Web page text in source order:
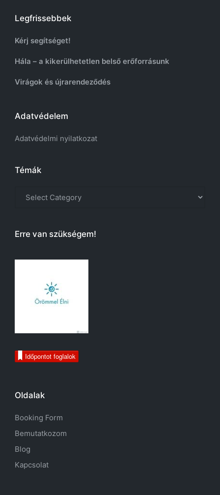
Legfrissebbek
Kérj segítséget!
Hála – a kikerülhetetlen belső erőforrásunk
Virágok és újrarendeződés
Adatvédelem
Adatvédelmi nyilatkozat
Témák
Erre van szükségem!
Időpontot foglalok
Oldalak
Booking Form
Bemutatkozom
Blog
Kapcsolat